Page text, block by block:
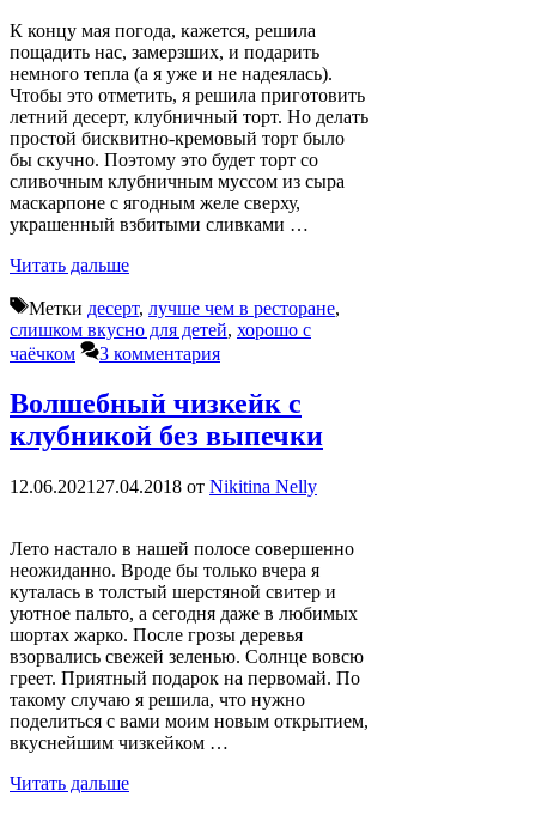
К концу мая погода, кажется, решила
пощадить нас, замерзших, и подарить
немного тепла (а я уже и не надеялась).
Чтобы это отметить, я решила приготовить
летний десерт, клубничный торт. Но делать
простой бисквитно-кремовый торт было
бы скучно. Поэтому это будет торт со
сливочным клубничным муссом из сыра
маскарпоне с ягодным желе сверху,
украшенный взбитыми сливками …
Читать дальше
Метки десерт, лучше чем в ресторане,
слишком вкусно для детей, хорошо с
чаёчком
3 комментария
Волшебный чизкейк с
клубникой без выпечки
12.06.2021 27.04.2018 от Nikitina Nelly
Лето настало в нашей полосе совершенно
неожиданно. Вроде бы только вчера я
куталась в толстый шерстяной свитер и
уютное пальто, а сегодня даже в любимых
шортах жарко. После грозы деревья
взорвались свежей зеленью. Солнце вовсю
греет. Приятный подарок на первомай. По
такому случаю я решила, что нужно
поделиться с вами моим новым открытием,
вкуснейшим чизкейком …
Читать дальше